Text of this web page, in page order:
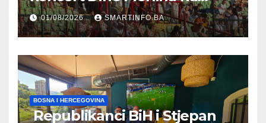
Koševu
01/08/2026 SMARTINFO.BA
BOSNA I HERCEGOVINA
Republikanci BiH i Stjepan